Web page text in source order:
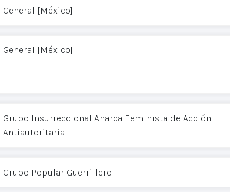
General [México]
General [México]
Grupo Insurreccional Anarca Feminista de Acción
Antiautoritaria
Grupo Popular Guerrillero